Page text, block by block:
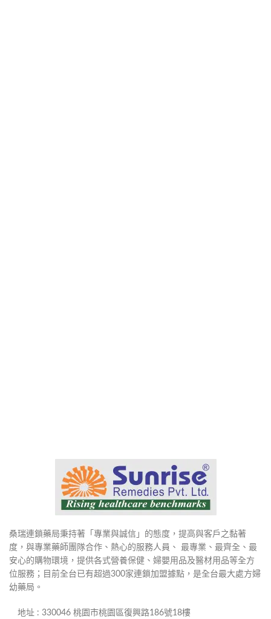
桑瑞連鎖藥局秉持著「專業與誠信」的態度，提高與客戶之黏著
度，與專業藥師團隊合作、熱心的服務人員、 最專業、最齊全、最
安心的購物環境，提供各式營養保健、婦嬰用品及醫材用品等全方
位服務；目前全台已有超過300家連鎖加盟據點，是全台最大處方婦
幼藥局。
地址 : 330046 桃園市桃園區復興路186號18樓